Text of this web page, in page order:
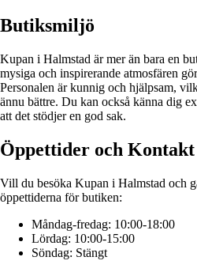
Butiksmiljö
Kupan i Halmstad är mer än bara en
mysiga och inspirerande atmosfären
Personalen är kunnig och hjälpsam,
ännu bättre. Du kan också känna dig
att det stödjer en god sak.
Öppettider och Kontakt
Vill du besöka Kupan i Halmstad och
öppettiderna för butiken:
Måndag-fredag: 10:00-18:00
Lördag: 10:00-15:00
Söndag: Stängt